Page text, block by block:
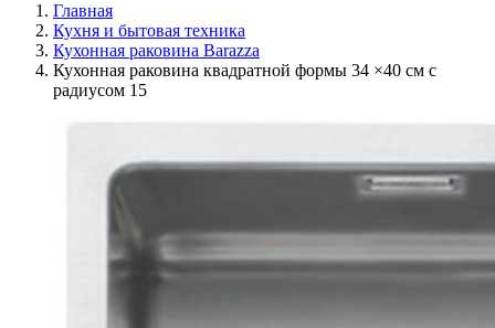
Главная
Кухня и бытовая техника
Кухонная раковина Barazza
Кухонная раковина квадратной формы 34 ×40 см с
радиусом 15